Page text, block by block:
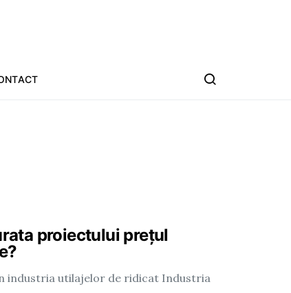
proiectului prețul
industria utilajelor de ridicat Industria